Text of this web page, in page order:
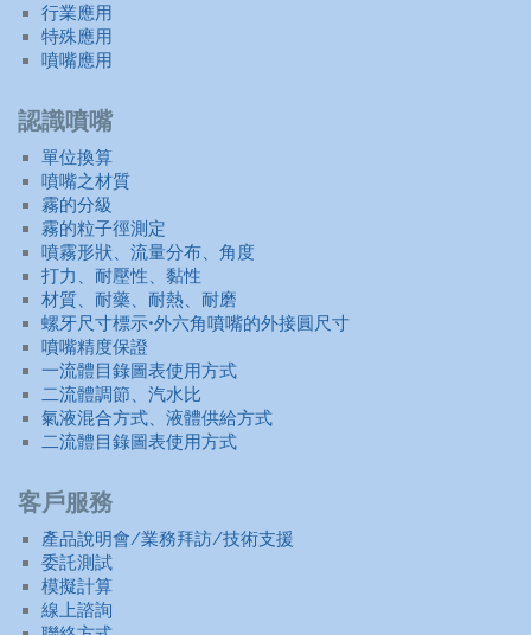
行業應用
特殊應用
噴嘴應用
認識噴嘴
單位換算
噴嘴之材質
霧的分級
霧的粒子徑測定
噴霧形狀、流量分布、角度
打力、耐壓性、黏性
材質、耐藥、耐熱、耐磨
螺牙尺寸標示•外六角噴嘴的外接圓尺寸
噴嘴精度保證
一流體目錄圖表使用方式
二流體調節、汽水比
氣液混合方式、液體供給方式
二流體目錄圖表使用方式
客戶服務
產品說明會/業務拜訪/技術支援
委託測試
模擬計算
線上諮詢